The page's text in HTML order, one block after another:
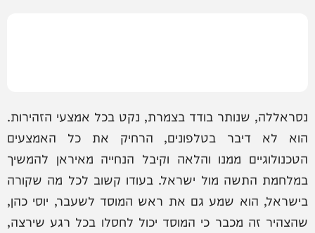
נסראללה, שנותר בודד בצמרת, נקט בכל אמצעי הזהירות.
הוא לא דיבר בטלפונים, הרחיק את כל האמצעים
הטכנולוגיים ממנו והלאה וקיבל הנחייה מאיראן להמשיך
במלחמת התשה מול ישראל. בעודו קשוב לכל מה שקורה
בישראל, הוא שמע גם את ראש המוסד לשעבר, יוסי כהן,
שהצהיר זה מכבר כי המוסד יכול לחסלו בכל רגע שירצה,